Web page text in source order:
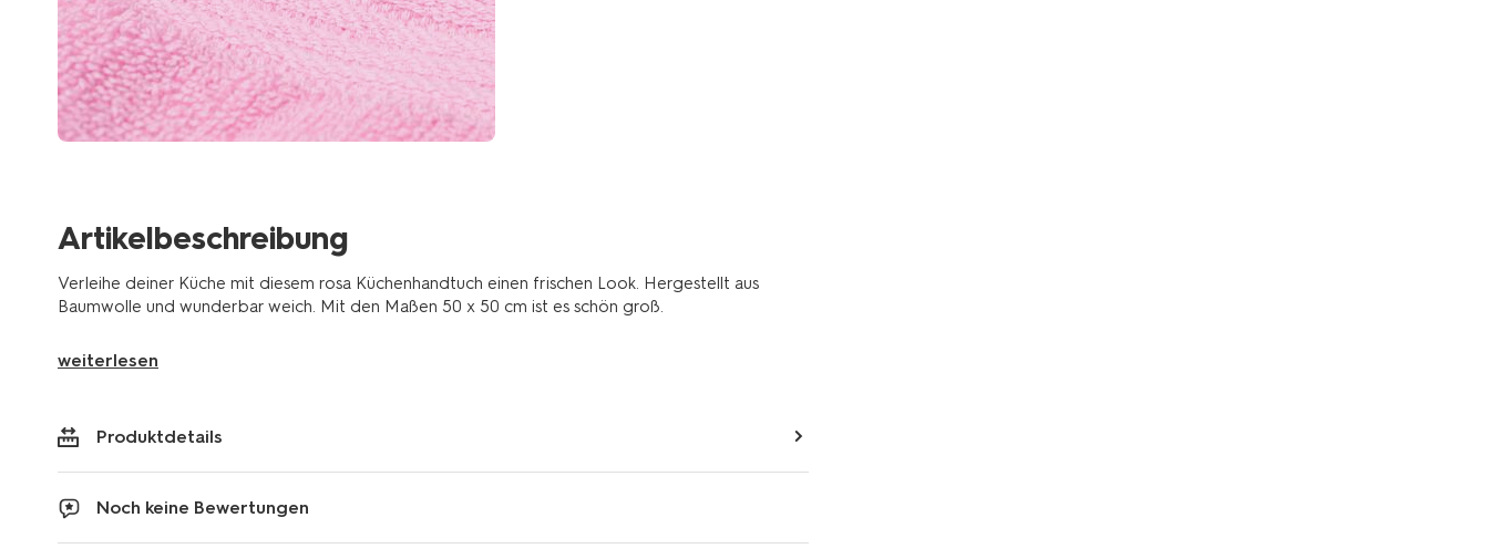
Artikelbeschreibung
Verleihe deiner Küche mit diesem rosa Küchenhandtuch einen frischen Look. Hergestellt aus
Baumwolle und wunderbar weich. Mit den Maßen 50 x 50 cm ist es schön groß.
weiterlesen
Produktdetails
Noch keine Bewertungen